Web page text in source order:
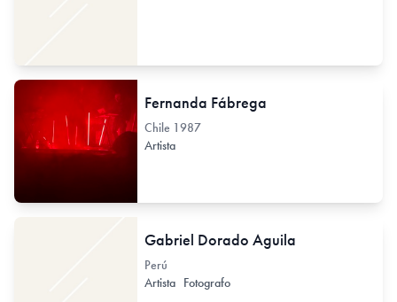
Fernanda Fábrega
Chile 1987
Artista
Gabriel Dorado Aguila
Perú
Artista Fotografo